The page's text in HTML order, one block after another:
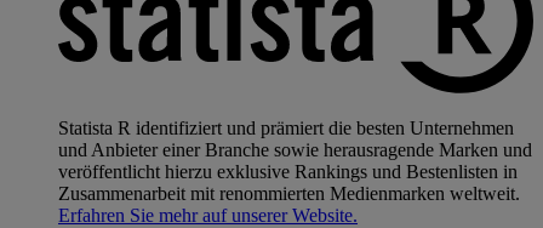
Statista R identifiziert und prämiert die besten Unternehmen
und Anbieter einer Branche sowie herausragende Marken und
veröffentlicht hierzu exklusive Rankings und Bestenlisten in
Zusammenarbeit mit renommierten Medienmarken weltweit.
Erfahren Sie mehr auf unserer Website.